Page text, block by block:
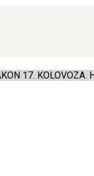
17. KOLOVOZA.